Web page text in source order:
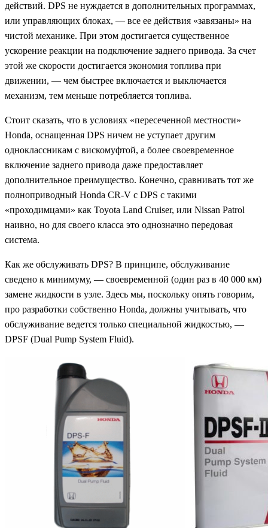
действий. DPS не нуждается в дополнительных программах,
или управляющих блоках, — все ее действия «завязаны» на
чистой механике. При этом достигается существенное
ускорение реакции на подключение заднего привода. За счет
этой же скорости достигается экономия топлива при
движении, — чем быстрее включается и выключается
механизм, тем меньше потребляется топлива.
Стоит сказать, что в условиях «пересеченной местности»
Honda, оснащенная DPS ничем не уступает другим
одноклассникам с вискомуфтой, а более своевременное
включение заднего привода даже предоставляет
дополнительное преимущество. Конечно, сравнивать тот же
полноприводный Honda CR-V с DPS с такими
«проходимцами» как Toyota Land Cruiser, или Nissan Patrol
наивно, но для своего класса это однозначно передовая
система.
Как же обслуживать DPS? В принципе, обслуживание
сведено к минимуму, — своевременной (один раз в 40 000 км)
замене жидкости в узле. Здесь мы, поскольку опять говорим,
про разработки собственно Honda, должны учитывать, что
обслуживание ведется только специальной жидкостью, —
DPSF (Dual Pump System Fluid).